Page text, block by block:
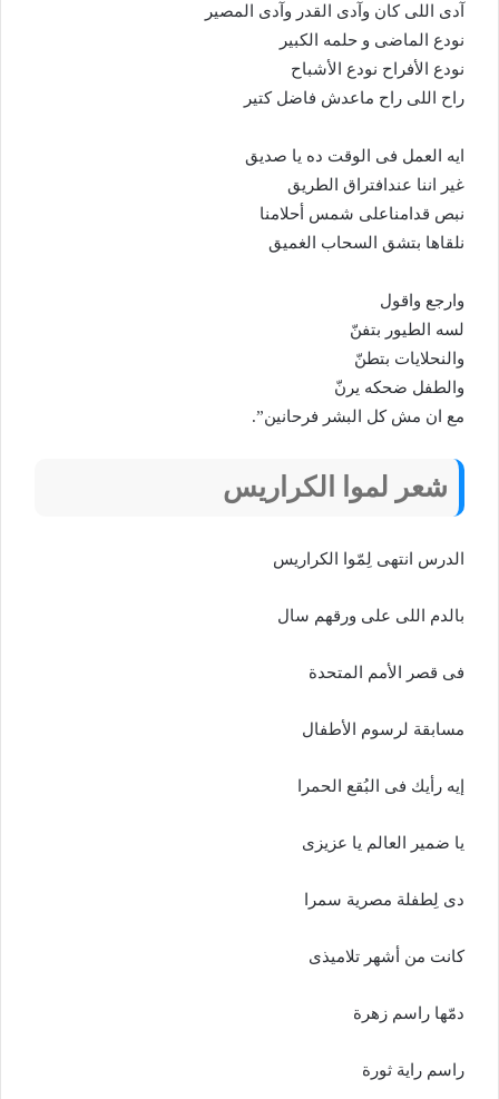
آدى اللى كان وآدى القدر وآدى المصير
نودع الماضى و حلمه الكبير
نودع الأفراح نودع الأشباح
راح اللى راح ماعدش فاضل كتير
ايه العمل فى الوقت ده يا صديق
غير اننا عندافتراق الطريق
نبص قدامناعلى شمس أحلامنا
نلقاها بتشق السحاب الغميق
وارجع واقول
لسه الطيور بتفنّ
والنحلايات بتطنّ
والطفل ضحكه يرنّ
مع ان مش كل البشر فرحانين”.
شعر لموا الكراريس
الدرس انتهى لِمّوا الكراريس
بالدم اللى على ورقهم سال
فى قصر الأمم المتحدة
مسابقة لرسوم الأطفال
إيه رأيك فى البُقع الحمرا
يا ضمير العالم يا عزيزى
دى لِطفلة مصرية سمرا
كانت من أشهر تلاميذى
دمّها راسم زهرة
راسم راية ثورة